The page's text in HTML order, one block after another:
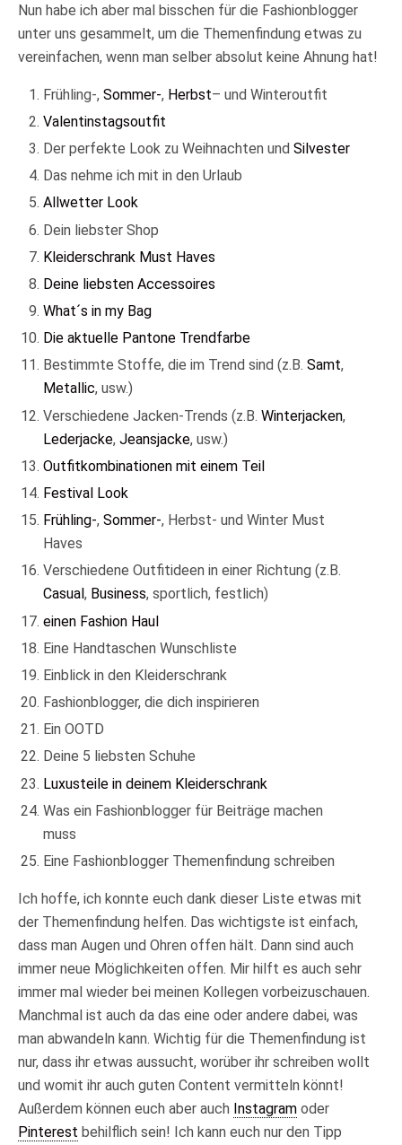
Nun habe ich aber mal bisschen für die Fashionblogger
unter uns gesammelt, um die Themenfindung etwas zu
vereinfachen, wenn man selber absolut keine Ahnung hat!
Frühling-,Sommer-, Herbst– und Winteroutfit
Valentinstagsoutfit
Der perfekte Look zu Weihnachten undSilvester
Das nehme ich mit in den Urlaub
Allwetter Look
Dein liebster Shop
Kleiderschrank Must Haves
Deine liebsten Accessoires
What´s in my Bag
Die aktuelle Pantone Trendfarbe
Bestimmte Stoffe, die im Trend sind (z.B.Samt,
Metallic, usw.)
Verschiedene Jacken-Trends (z.B.Winterjacken,
Lederjacke,Jeansjacke, usw.)
Outfitkombinationen mit einem Teil
Festival Look
Frühling-,Sommer-, Herbst- und Winter Must
Haves
Verschiedene Outfitideen in einer Richtung (z.B.
Casual, Business, sportlich, festlich)
einen Fashion Haul
Eine Handtaschen Wunschliste
Einblick in den Kleiderschrank
Fashionblogger, die dich inspirieren
Ein OOTD
Deine 5 liebsten Schuhe
Luxusteile in deinem Kleiderschrank
Was ein Fashionblogger für Beiträge machen
muss
Eine Fashionblogger Themenfindung schreiben
Ich hoffe, ich konnte euch dank dieser Liste etwas mit
der Themenfindung helfen. Das wichtigste ist einfach,
dass man Augen und Ohren offen hält. Dann sind auch
immer neue Möglichkeiten offen. Mir hilft es auch sehr
immer mal wieder bei meinen Kollegen vorbeizuschauen.
Manchmal ist auch da das eine oder andere dabei, was
man abwandeln kann. Wichtig für die Themenfindung ist
nur, dass ihr etwas aussucht, worüber ihr schreiben wollt
und womit ihr auch guten Content vermitteln könnt!
Außerdem können euch aber auch Instagram oder
Pinterest behilflich sein! Ich kann euch nur den Tipp